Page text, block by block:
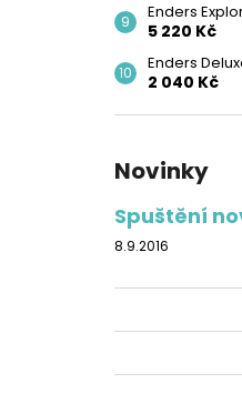
Enders
5 220 Kč
Enders
2 040 Kč
Novinky
Spuštění
8.9.2016